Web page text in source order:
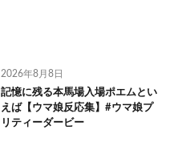
2026年8月8日
記憶に残る本馬場入場ポエムとい
えば【ウマ娘反応集】#ウマ娘プ
リティーダービー